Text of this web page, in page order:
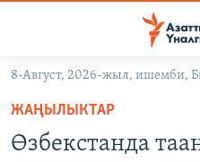
Навигацияга
өтүңүз
Издөөгө
салыңыз
КЫРГЫЗСТАН
8-Август, 2026-жыл, ишемби,
ЖАҢЫЛЫКТАР
Өзбекстанда